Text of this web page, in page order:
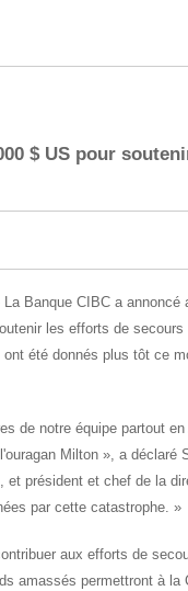
$ US pour
La Banque CIBC a annoncé
les efforts de
ont été donnés plus tôt ce
de notre équipe partout
Milton », a déclaré
président et chef de la
par cette catastrophe. »
aux efforts de
amassés permettront à la